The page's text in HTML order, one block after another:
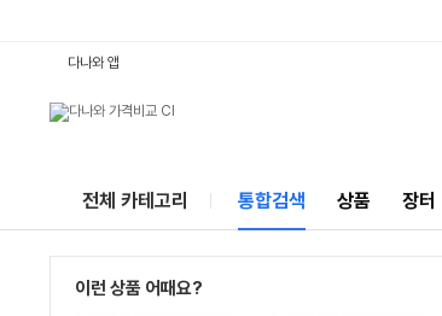
다나와 앱
전체 카테고리 통합검색 상품 장터
이런 상품 어때요?